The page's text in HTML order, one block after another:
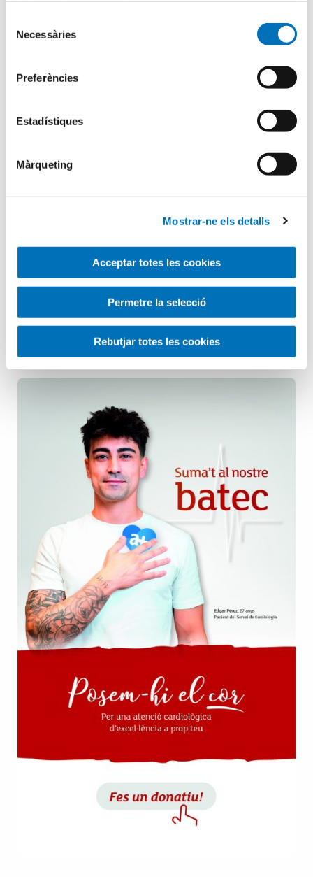
Necessàries
Preferències
Estadístiques
Màrqueting
Mostrar-ne els detalls
Acceptar totes les cookies
Permetre la selecció
Rebutjar totes les cookies
Categories
Aula Hospitalària
Testimonis
Pediatria